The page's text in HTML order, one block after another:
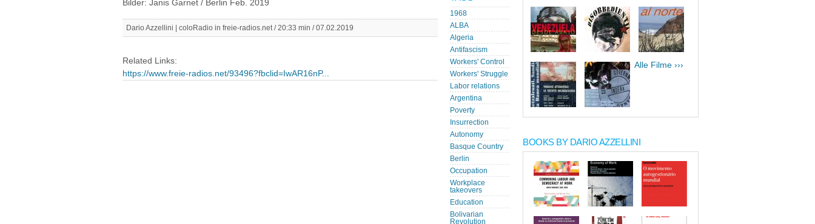
Bilder: Janis Garnet / Berlin Feb. 2019
Dario Azzellini | coloRadio in freie-radios.net / 20:33 min / 07.02.2019
Related Links:
https://www.freie-radios.net/93496?fbclid=IwAR16nP...
1968
ALBA
Algeria
Antifascism
Workers' Control
Workers' Struggle
Labor relations
Argentina
Poverty
Insurrection
Autonomy
Basque Country
Berlin
Occupation
Workplace
takeovers
Education
Bolivarian
Revolution
Alle Filme ›››
BOOKS BY DARIO AZZELLINI